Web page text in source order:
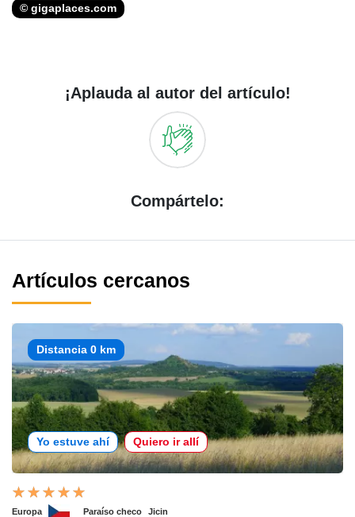
© gigaplaces.com
¡Aplauda al autor del artículo!
Compártelo:
Artículos cercanos
Distancia 0 km
Yo estuve ahí Quiero ir allí
Europa Paraíso checo Jicin